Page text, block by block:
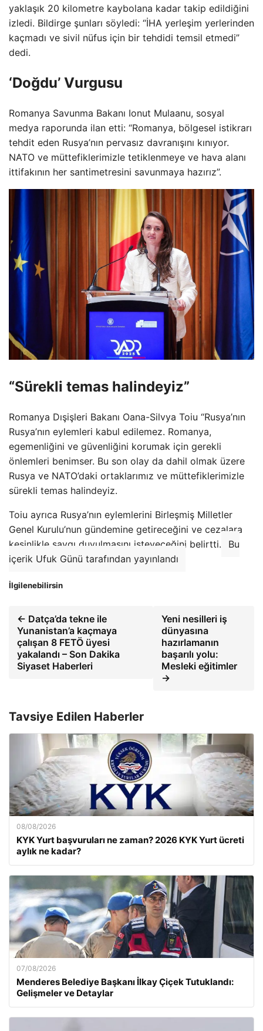
yaklaşık 20 kilometre kaybolana kadar takip edildiğini
izledi. Bildirge şunları söyledi: “İHA yerleşim yerlerinden
kaçmadı ve sivil nüfus için bir tehdidi temsil etmedi”
dedi.
‘Doğdu’ Vurgusu
Romanya Savunma Bakanı Ionut Mulaanu, sosyal
medya raporunda ilan etti: “Romanya, bölgesel istikrarı
tehdit eden Rusya’nın pervasız davranışını kınıyor.
NATO ve müttefiklerimizle tetiklenmeye ve hava alanı
ittifakının her santimetresini savunmaya hazırız”.
“Sürekli temas halindeyiz”
Romanya Dışişleri Bakanı Oana-Silvya Toiu “Rusya’nın
Rusya’nın eylemleri kabul edilemez. Romanya,
egemenliğini ve güvenliğini korumak için gerekli
önlemleri benimser. Bu son olay da dahil olmak üzere
Rusya ve NATO’daki ortaklarımız ve müttefiklerimizle
sürekli temas halindeyiz.
Toiu ayrıca Rusya’nın eylemlerini Birleşmiş Milletler
Genel Kurulu’nun gündemine getireceğini ve cezalara
kesinlikle saygı duyulmasını isteyeceğini belirtti.
Bu
içerik Ufuk Günü tarafından yayınlandı
İlgilenebilirsin
← Datça’da tekne ile
Yunanistan’a kaçmaya
çalışan 8 FETÖ üyesi
yakalandı – Son Dakika
Siyaset Haberleri
Yeni nesilleri iş
dünyasına
hazırlamanın
başarılı yolu:
Mesleki eğitimler
→
Tavsiye Edilen Haberler
08/08/2026
KYK Yurt başvuruları ne zaman? 2026 KYK Yurt ücreti
aylık ne kadar?
07/08/2026
Menderes Belediye Başkanı İlkay Çiçek Tutuklandı:
Gelişmeler ve Detaylar